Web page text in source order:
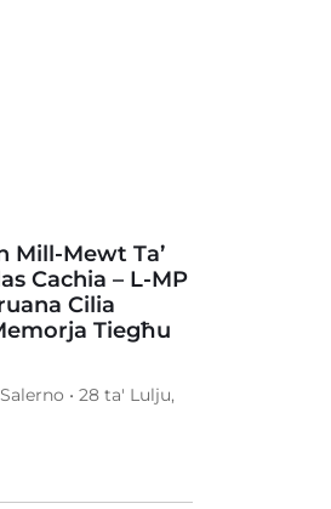
Mill-Mewt Ta’
Cachia – L-MP
Cilia
Tiegħu
• 28 ta' Lulju,